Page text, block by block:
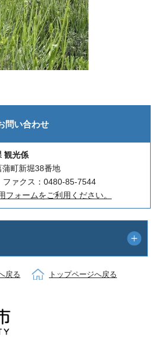
問い合わせ
観光係
町新堀38番地
ァクス：0480-85-7544
フォームをご利用ください。
戻る トップページへ戻る